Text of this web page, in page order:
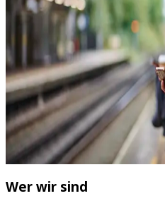
Wer wir sind